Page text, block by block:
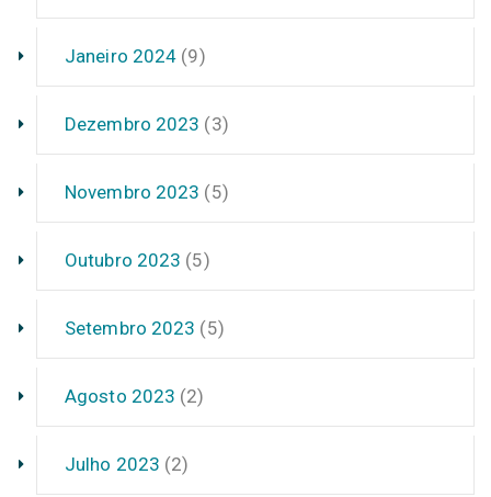
Janeiro 2024 (9)
Dezembro 2023 (3)
Novembro 2023 (5)
Outubro 2023 (5)
Setembro 2023 (5)
Agosto 2023 (2)
Julho 2023 (2)